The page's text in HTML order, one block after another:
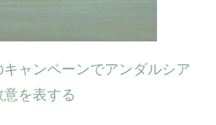
ャンペーンでアンダルシア
を表する